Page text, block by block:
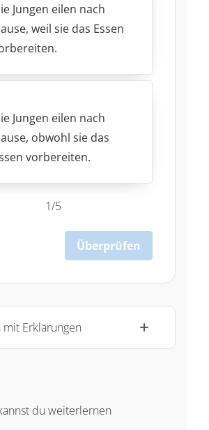
Jungen eilen nach
weil sie das Essen
Jungen eilen nach
obwohl sie das
vorbereiten.
1/5
Überprüfen
mit Erklärungen
du weiterlernen